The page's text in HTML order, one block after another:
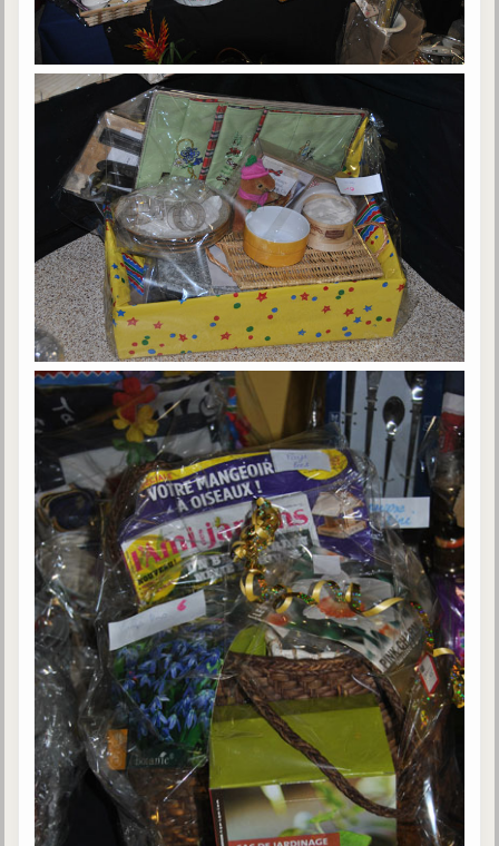
Journal trimestriel
Newsletters
trimestrielles
Sujets du mois
Citations
Maximes
Enregistrements
séance d'aide spirituelle
Diaporamas
Powerpoints
Enseignement
Cours dispensés au Centre
L'Agora
Posez-nous des questions
Consultez les réponses
Posez votre question
Galerie
Photos et vidéoscope
Galerie photos
Vidéoscope
Filmothèque
Les Illustrés